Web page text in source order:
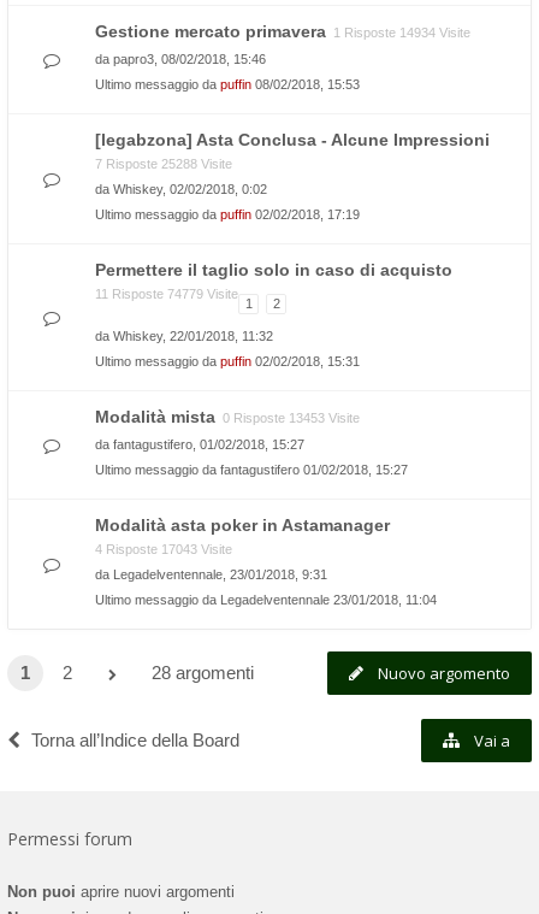
Gestione mercato primavera 1 Risposte 14934 Visite
da papro3 , 08/02/2018, 15:46
Ultimo messaggio da puffin 08/02/2018, 15:53
[legabzona] Asta Conclusa - Alcune Impressioni
7 Risposte 25288 Visite
da Whiskey, 02/02/2018, 0:02
Ultimo messaggio da puffin 02/02/2018, 17:19
Permettere il taglio solo in caso di acquisto
11 Risposte 74779 Visite
1 2
da Whiskey, 22/01/2018, 11:32
Ultimo messaggio da puffin 02/02/2018, 15:31
Modalità mista 0 Risposte 13453 Visite
da fantagustifero , 01/02/2018, 15:27
Ultimo messaggio da fantagustifero 01/02/2018, 15:27
Modalità asta poker in Astamanager
4 Risposte 17043 Visite
da Legadelventennale , 23/01/2018, 9:31
Ultimo messaggio da Legadelventennale 23/01/2018, 11:04
Nuovo argomento
1 2 28 argomenti
Torna all’Indice della Board Vai a
Permessi forum
Non puoi aprire nuovi argomenti